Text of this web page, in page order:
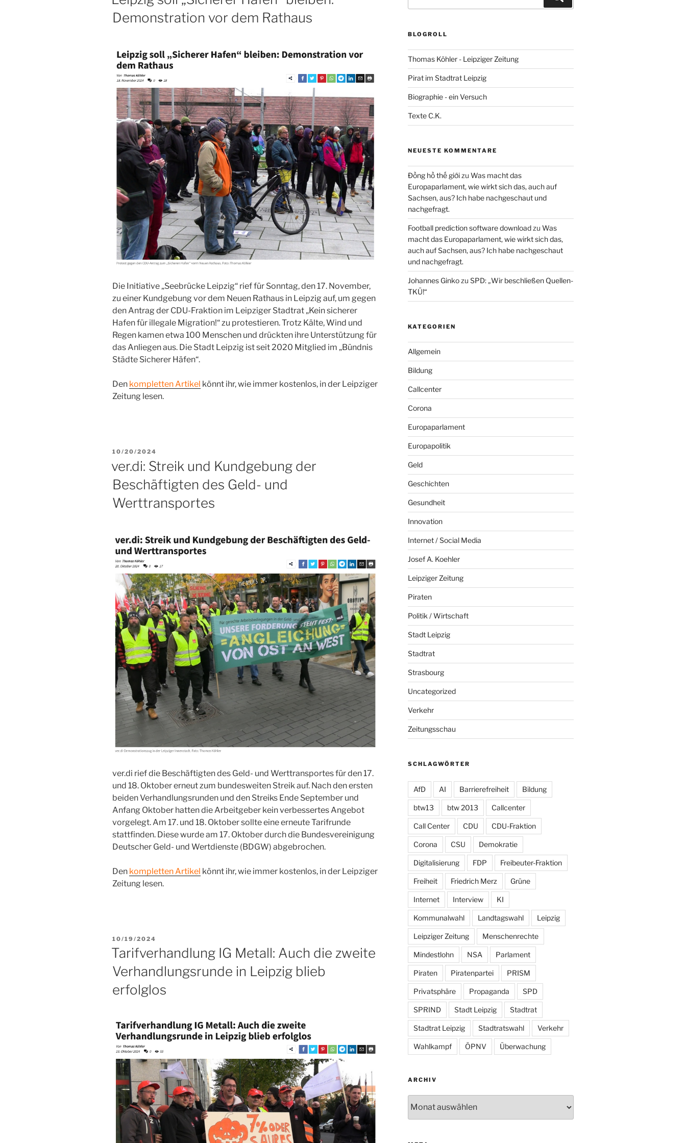
Demonstration vor dem Rathaus
Die Initiative „Seebrücke Leipzig“ rief für Sonntag, den 17. November,
zu einer Kundgebung vor dem Neuen Rathaus in Leipzig auf, um gegen
den Antrag der CDU-Fraktion im Leipziger Stadtrat „Kein sicherer
Hafen für illegale Migration!“ zu protestieren. Trotz Kälte, Wind und
Regen kamen etwa 100 Menschen und drückten ihre Unterstützung für
das Anliegen aus. Die Stadt Leipzig ist seit 2020 Mitglied im „Bündnis
Städte Sicherer Häfen“.
Den kompletten Artikel könnt ihr, wie immer kostenlos, in der Leipziger
Zeitung lesen.
VERÖFFENTLICHT
10/20/2024
ver.di: Streik und Kundgebung der
Beschäftigten des Geld- und
Werttransportes
ver.di rief die Beschäftigten des Geld- und Werttransportes für den 17.
und 18. Oktober erneut zum bundesweiten Streik auf. Nach den ersten
beiden Verhandlungsrunden und den Streiks Ende September und
Anfang Oktober hatten die Arbeitgeber kein verbessertes Angebot
vorgelegt. Am 17. und 18. Oktober sollte eine erneute Tarifrunde
stattfinden. Diese wurde am 17. Oktober durch die Bundesvereinigung
Deutscher Geld- und Wertdienste (BDGW) abgebrochen.
Den kompletten Artikel könnt ihr, wie immer kostenlos, in der Leipziger
Zeitung lesen.
VERÖFFENTLICHT
AM
10/19/2024
Tarifverhandlung IG Metall: Auch die zweite
Verhandlungsrunde in Leipzig blieb
erfolglos
BLOGROLL
Thomas Köhler - Leipziger Zeitung
Pirat im Stadtrat Leipzig
Biographie - ein Versuch
Texte C.K.
NEUESTE KOMMENTARE
Đồng hồ thế giớizu Was macht das
Europaparlament, wie wirkt sich das, auch auf
Sachsen, aus? Ich habe nachgeschaut und
nachgefragt.
Football prediction software downloadzu Was
macht das Europaparlament, wie wirkt sich das,
auch auf Sachsen, aus? Ich habe nachgeschaut
und nachgefragt.
Johannes Ginkozu SPD: „Wir beschließen Quellen-
TKÜ!“
KATEGORIEN
Allgemein
Bildung
Callcenter
Corona
Europaparlament
Europapolitik
Geld
Geschichten
Gesundheit
Innovation
Internet / Social Media
Josef A. Koehler
Leipziger Zeitung
Piraten
Politik / Wirtschaft
Stadt Leipzig
Stadtrat
Strasbourg
Uncategorized
Verkehr
Zeitungsschau
SCHLAGWÖRTER
AfD AI Barrierefreiheit Bildung
btw13 btw 2013 Callcenter
Call Center CDU CDU-Fraktion
Corona CSU Demokratie
Digitalisierung FDP Freibeuter-Fraktion
Freiheit Friedrich Merz Grüne
Internet Interview KI
Kommunalwahl Landtagswahl Leipzig
Leipziger Zeitung Menschenrechte
Mindestlohn NSA Parlament
Piraten Piratenpartei PRISM
Privatsphäre Propaganda SPD
SPRIND Stadt Leipzig Stadtrat
Stadtrat Leipzig Stadtratswahl Verkehr
Wahlkampf ÖPNV Überwachung
ARCHIV